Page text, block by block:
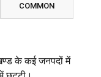
COMMON
के कई जनपदों में